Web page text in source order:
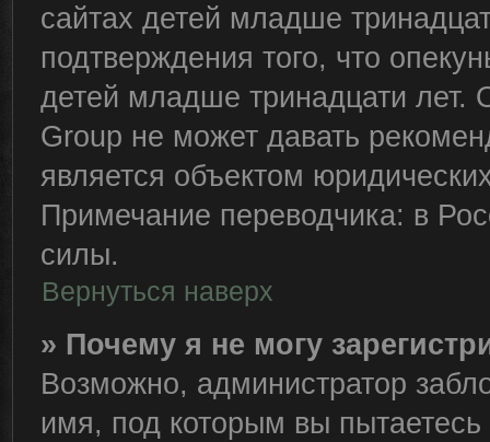
сайтах детей младше
подтверждения того, что
детей младше тринадцати лет.
Group не может давать
является объектом
Примечание переводчика: в
силы.
Вернуться наверх
» Почему я не могу
Возможно, администратор
имя, под которым вы пытаетесь